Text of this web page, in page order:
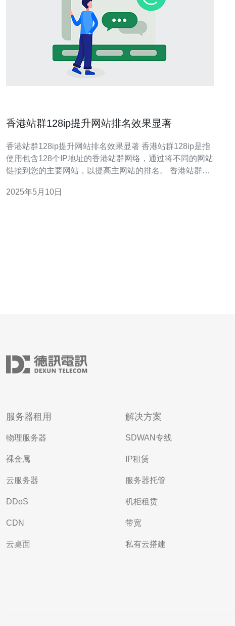
香港站群128ip提升网站排名效果显著
香港站群128ip提升网站排名效果显著 香港站群128ip是指
使用包含128个IP地址的香港站群网络，通过将不同的网站
链接到您的主要网站，以提高主网站的排名。 香港站群
网站的曝光度和流量。同时，香港站群128ip的IP地址来自
2025年5月10日
服务器租用
物理服务器
裸金属
云服务器
DDoS
CDN
云桌面
解决方案
SDWAN专线
IP租赁
服务器托管
机柜租赁
带宽
私有云搭建